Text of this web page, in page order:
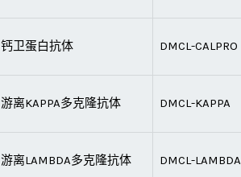
钙卫蛋白抗体 DMCL-CALPRO
游离KAPPA多克隆抗体 DMCL-KAPPA
游离LAMBDA多克隆抗体 DMCL-LAMBDA